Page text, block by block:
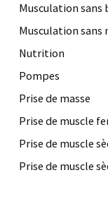
Musculation sans
Musculation sans
Nutrition
Pompes
Prise de masse
Prise de muscle
Prise de muscle
Prise de muscle